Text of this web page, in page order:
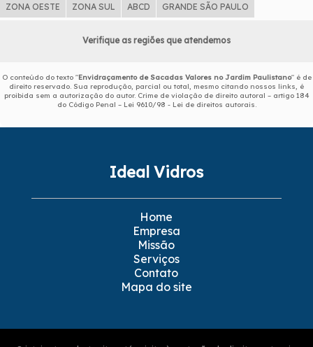
ZONA OESTE ZONA SUL ABCD GRANDE SÃO PAULO
Verifique as regiões que atendemos
O conteúdo do texto "Envidraçamento de Sacadas Valores no Jardim Paulistano" é de
direito reservado. Sua reprodução, parcial ou total, mesmo citando nossos links, é
proibida sem a autorização do autor. Crime de violação de direito autoral – artigo 184
do Código Penal – Lei 9610/98 - Lei de direitos autorais
Ideal Vidros
Home
Empresa
Missão
Serviços
Contato
Mapa do site